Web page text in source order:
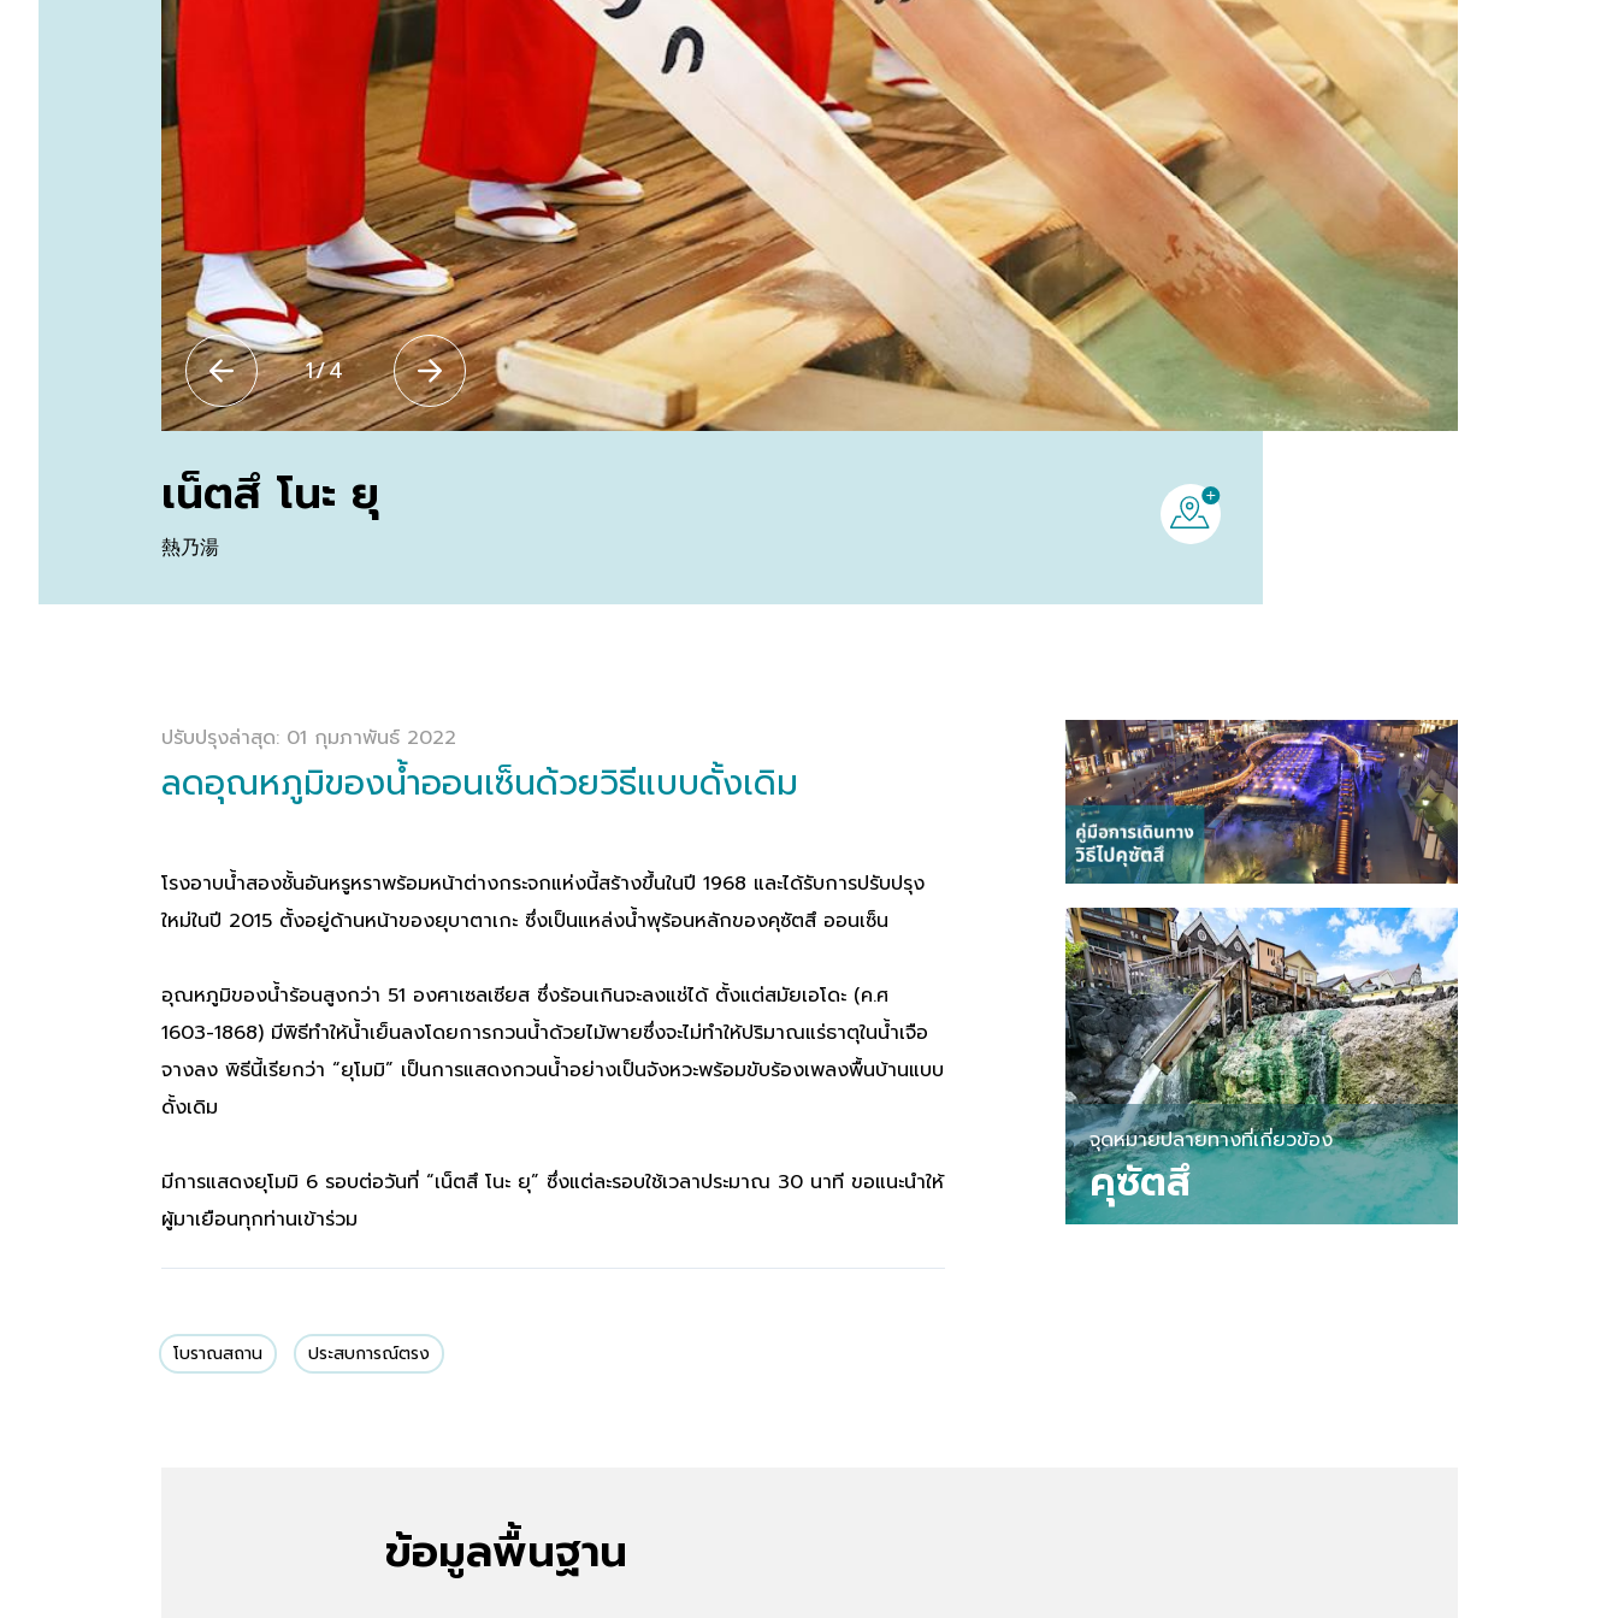
1/4
เน็ตสึ โนะ ยุ
熱乃湯
ปรับปรุงล่าสุด: 01 กุมภาพันธ์ 2022
ลดอุณหภูมิของน้ำออนเซ็นด้วยวิธีแบบดั้งเดิม
โรงอาบน้ำสองชั้นอันหรูหราพร้อมหน้าต่างกระจกแห่งนี้สร้างขึ้นในปี 1968 และได้รับการปรับปรุง
ใหม่ในปี 2015 ตั้งอยู่ด้านหน้าของยุบาตาเกะ ซึ่งเป็นแหล่งน้ำพุร้อนหลักของคุซัตสึ ออนเซ็น
อุณหภูมิของน้ำร้อนสูงกว่า 51 องศาเซลเซียส ซึ่งร้อนเกินจะลงแช่ได้ ตั้งแต่สมัยเอโดะ (ค.ศ
1603-1868) มีพิธีทำให้น้ำเย็นลงโดยการกวนน้ำด้วยไม้พายซึ่งจะไม่ทำให้ปริมาณแร่ธาตุในน้ำเจือ
จางลง พิธีนี้เรียกว่า “ยุโมมิ” เป็นการแสดงกวนน้ำอย่างเป็นจังหวะพร้อมขับร้องเพลงพื้นบ้านแบบ
ดั้งเดิม
มีการแสดงยุโมมิ 6 รอบต่อวันที่ “เน็ตสึ โนะ ยุ” ซึ่งแต่ละรอบใช้เวลาประมาณ 30 นาที ขอแนะนำให้
ผู้มาเยือนทุกท่านเข้าร่วม
โบราณสถาน ประสบการณ์ตรง
จุดหมายปลายทางที่เกี่ยวข้อง
คุซัตสึ
ข้อมูลพื้นฐาน